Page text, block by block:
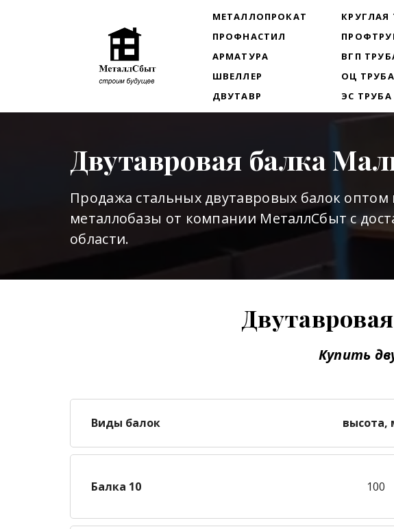
МЕТАЛЛОПРОКАТ
ПРОФНАСТИЛ
АРМАТУРА
ШВЕЛЛЕР
ДВУТАВР
КРУГЛАЯ
ВГП
ОЦ ТРУБА
ЭС ТРУБА
Двутавровая балка
Продажа стальных двутавровых балок
металлобазы от компании МеталлСбыт с
области.
Купить
Виды балок высота,
Балка 10 100